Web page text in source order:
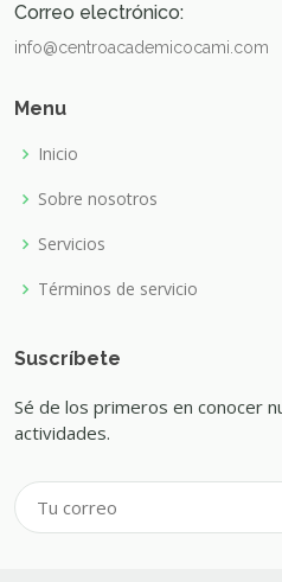
Correo electrónico:
info@centroacademicocami.com
Menu
Inicio
Sobre nosotros
Servicios
Términos de servicio
Suscríbete
Sé de los primeros en conocer
actividades.